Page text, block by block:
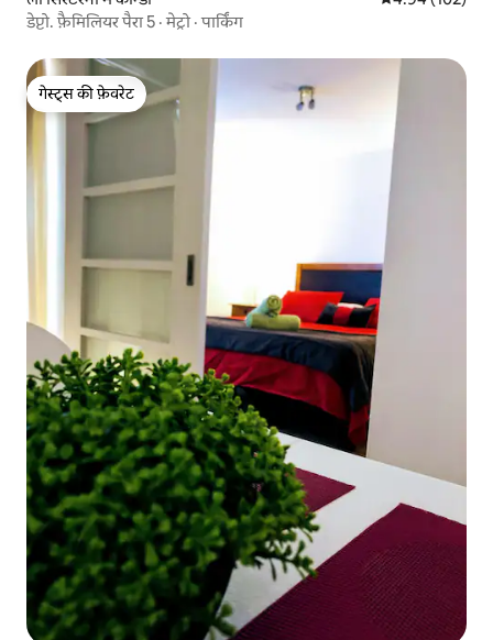
डेप्टो. फ़ैमिलियर पैरा 5 · मेट्रो · पार्किंग
गेस्ट्स की फ़ेवरेट
गेस्ट्स की फ़ेवरेट